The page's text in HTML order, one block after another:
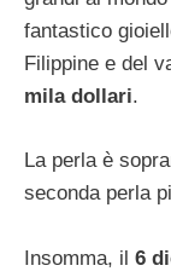
fantastico
Filippine e del
mila dollari.
La perla è
seconda perla
Insomma, il 6